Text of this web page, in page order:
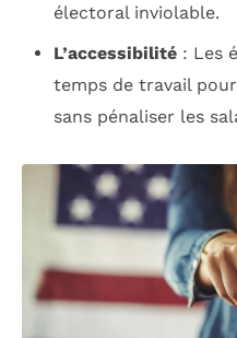
électoral inviolable.
L’accessibilité: Les
temps de travail
sans pénaliser les